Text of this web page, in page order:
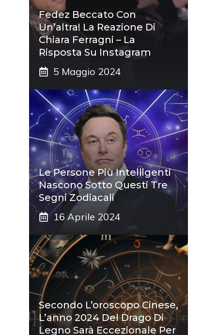
Fedez Beccato Con
Un’altra! La Reazione Di
Chiara Ferragni – La
Risposta Su Instagram
5 Maggio 2024
Le Persone Più Intelligenti
Nascono Sotto Questi Tre
Segni Zodiacali
16 Aprile 2024
Secondo L’oroscopo Cinese,
L’anno 2024 Del Drago Di
Legno Sarà Eccezionale Per